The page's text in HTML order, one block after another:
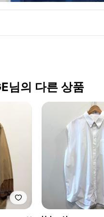
님의 다른 상품